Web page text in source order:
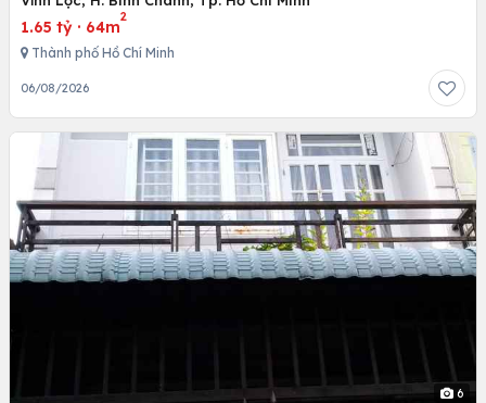
1.65 tỷ · 64m
2
Thành phố Hồ Chí Minh
06/08/2026
6